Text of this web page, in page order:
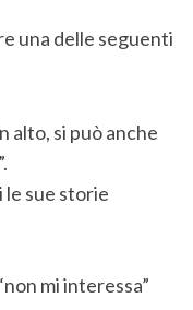
una delle seguenti
alto, si può anche
le sue storie
mi interessa”